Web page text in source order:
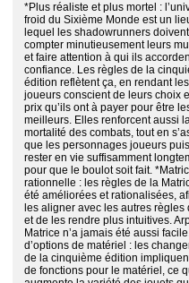
*Plus réaliste et plus mortel :
froid du Sixième Monde est un
lequel les shadowrunners doivent
compter minutieusement leurs
et faire attention à qui ils
confiance. Les règles de la
édition reflètent ça, en rendant les
joueurs conscient de leurs choix
prix qu’ils ont à payer pour être
meilleurs. Elles renforcent aussi
mortalité des combats, tout en
que les personnages joueurs
rester en vie suffisamment
pour que le boulot soit fait.
rationnelle : les règles de la
été améliorées et rationalisées,
les aligner avec les autres règles
et de les rendre plus intuitives.
Matrice n’a jamais été aussi
d’options de matériel : les
de la cinquième édition
de fonctions pour le matériel, ce